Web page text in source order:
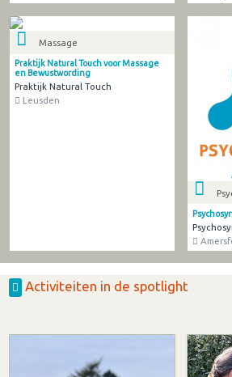
Massage
Praktijk Natural Touch voor Massage
en Bewustwording
Praktijk Natural Touch
Leusden
Activiteiten in de spotlight